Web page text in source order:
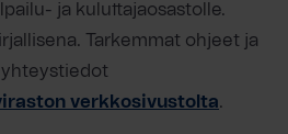
ja kuluttajaosastolle.
Tarkemmat ohjeet ja
verkkosivustolta.